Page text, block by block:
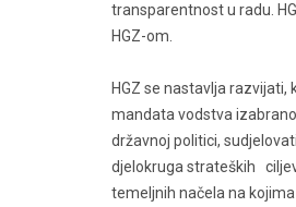
transparentnost u radu.
HGZ-om.
HGZ se nastavlja
mandata vodstva
državnoj politici,
djelokruga strateških
temeljnih načela na